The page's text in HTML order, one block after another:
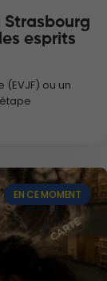
Strasbourg
esprits
ou un
EN CE MOMENT